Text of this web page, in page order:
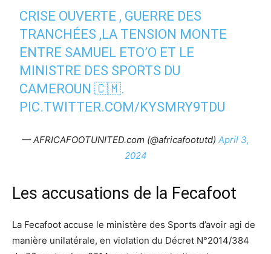
CRISE OUVERTE , GUERRE DES
TRANCHÉES ,LA TENSION MONTE
ENTRE SAMUEL ETO’O ET LE
MINISTRE DES SPORTS DU
CAMEROUN 🇨🇲.
PIC.TWITTER.COM/KYSMRY9TDU
— AFRICAFOOTUNITED.com (@africafootutd) April 3,
2024
Les accusations de la Fecafoot
La Fecafoot accuse le ministère des Sports d’avoir agi de
manière unilatérale, en violation du Décret N°2014/384